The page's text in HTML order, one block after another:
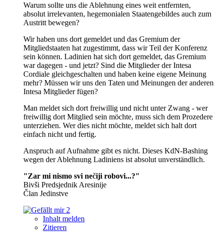
Warum sollte uns die Ablehnung eines weit entfernten,
absolut irrelevanten, hegemonialen Staatengebildes auch zum
Austritt bewegen?
Wir haben uns dort gemeldet und das Gremium der
Mitgliedstaaten hat zugestimmt, dass wir Teil der Konferenz
sein können. Ladinien hat sich dort gemeldet, das Gremium
war dagegen - und jetzt? Sind die Mitglieder der Intesa
Cordiale gleichgeschalten und haben keine eigene Meinung
mehr? Müssen wir uns den Taten und Meinungen der anderen
Intesa Mitglieder fügen?
Man meldet sich dort freiwillig und nicht unter Zwang - wer
freiwillig dort Mitglied sein möchte, muss sich dem Prozedere
unterziehen. Wer dies nicht möchte, meldet sich halt dort
einfach nicht und fertig.
Anspruch auf Aufnahme gibt es nicht. Dieses KdN-Bashing
wegen der Ablehnung Ladiniens ist absolut unverständlich.
"Zar mi nismo svi nečiji robovi...?"
Bivši Predsjednik Aresinije
Član Jedinstve
2
Inhalt melden
Zitieren